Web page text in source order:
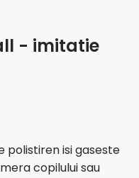
- imitatie
polistiren isi gaseste
copilului sau